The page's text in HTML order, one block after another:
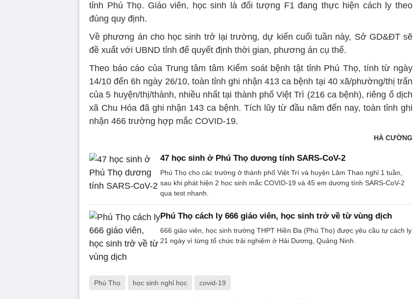
tỉnh Phú Thọ. Giáo viên, học sinh là đối tượng F1 đang thực hiện cách ly theo
đúng quy định.
Về phương án cho học sinh trở lại trường, dự kiến cuối tuần này, Sở GD&ĐT sẽ
đề xuất với UBND tỉnh để quyết định thời gian, phương án cụ thể.
Theo báo cáo của Trung tâm tâm Kiểm soát bệnh tật tỉnh Phú Thọ, tính từ ngày
14/10 đến 6h ngày 26/10, toàn tỉnh ghi nhận 413 ca bệnh tại 40 xã/phường/thị trấn
của 5 huyện/thị/thành, nhiều nhất tại thành phố Việt Trì (216 ca bệnh), riêng ổ dịch
xã Chu Hóa đã ghi nhận 143 ca bệnh. Tích lũy từ đầu năm đến nay, toàn tỉnh ghi
nhận 466 trường hợp mắc COVID-19.
HÀ CƯỜNG
47 học sinh ở Phú Thọ dương tính SARS-CoV-2
Phú Thọ cho các trường ở thành phố Việt Trì và huyện Lâm Thao nghỉ 1 tuần,
sau khi phát hiện 2 học sinh mắc COVID-19 và 45 em dương tính SARS-CoV-2
qua test nhanh.
Phú Thọ cách ly 666 giáo viên, học sinh trở về từ vùng dịch
666 giáo viên, học sinh trường THPT Hiền Đa (Phú Thọ) được yêu cầu tự cách ly
21 ngày vì từng tổ chức trải nghiệm ở Hải Dương, Quảng Ninh.
Phú Thọ học sinh nghỉ học covid-19